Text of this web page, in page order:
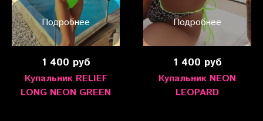
Подробнее
1 400 руб
Купальник RELIEF
LONG NEON GREEN
Подробнее
1 400 руб
Купальник NEON
LEOPARD